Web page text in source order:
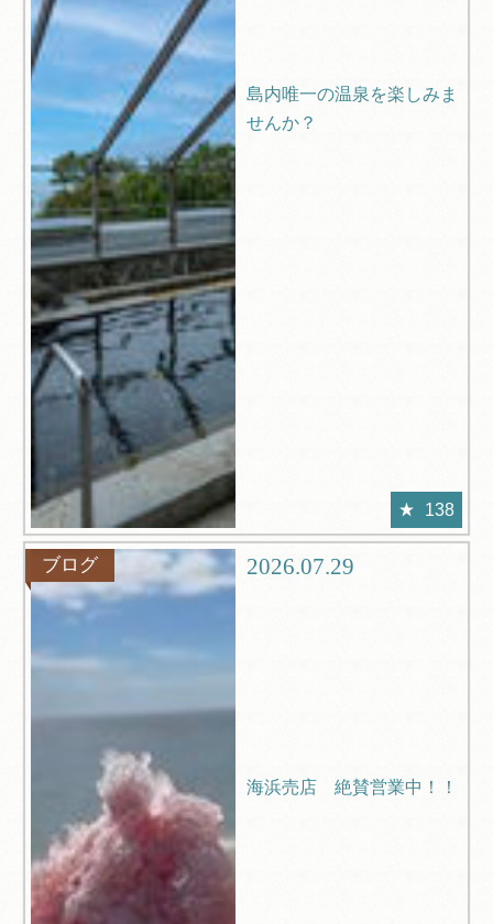
島内唯一の温泉を楽しみま
せんか？
138
ブログ 2026.07.29
海浜売店 絶賛営業中！！